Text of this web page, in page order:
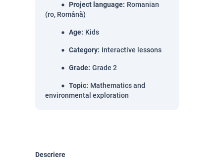
Project language: Romanian
(ro, Română)
Age: Kids
Category: Interactive lessons
Grade: Grade 2
Topic: Mathematics and
environmental exploration
Descriere